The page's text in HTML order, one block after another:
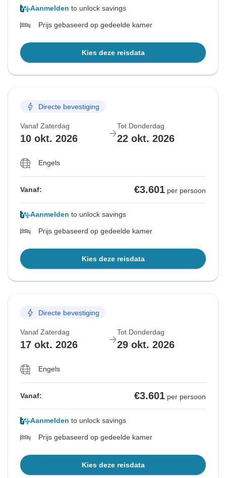
Aanmelden to unlock savings
Prijs gebaseerd op gedeelde kamer
Kies deze reisdata
Directe bevestiging
Vanaf Zaterdag
10 okt. 2026
Tot Donderdag
22 okt. 2026
Engels
Vanaf: €3.601 per persoon
Aanmelden to unlock savings
Prijs gebaseerd op gedeelde kamer
Kies deze reisdata
Directe bevestiging
Vanaf Zaterdag
17 okt. 2026
Tot Donderdag
29 okt. 2026
Engels
Vanaf: €3.601 per persoon
Aanmelden to unlock savings
Prijs gebaseerd op gedeelde kamer
Kies deze reisdata